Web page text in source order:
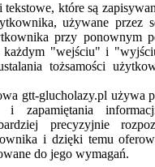
które są
używane przez
przy ponownym
każdym "wejściu" i
tożsamości
gtt-glucholazy.pl używa
i zapamiętania
precyzyjnie
i dzięki temu
do jego wymagań.